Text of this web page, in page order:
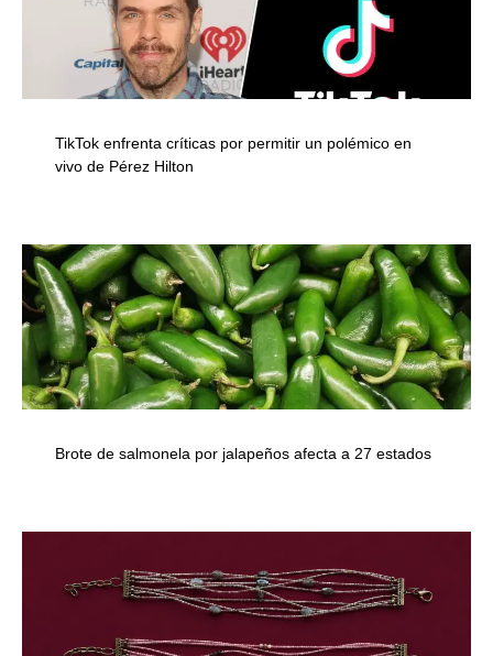
TikTok enfrenta críticas por permitir un polémico en
vivo de Pérez Hilton
Brote de salmonela por jalapeños afecta a 27 estados